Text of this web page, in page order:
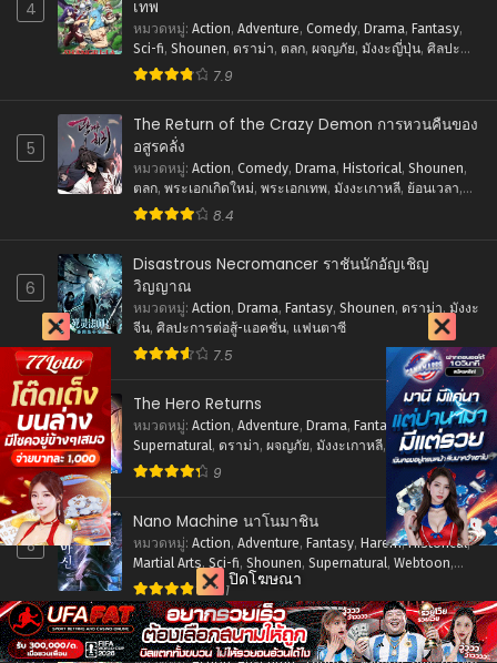
ปิดโฆษณา
4
เทพ
หมวดหมู่: Action, Adventure, Comedy, Drama, Fantasy,
Sci-fi, Shounen, ดราม่า, ตลก, ผจญภัย, มังงะญี่ปุ่น, ศิลปะ
การต่อสู้-แอคชั่น,
7.9
5
The Return of the Crazy Demon การหวนคืนของ
อสูรคลั่ง
หมวดหมู่: Action, Comedy, Drama, Historical, Shounen,
ตลก, พระเอกเกิดใหม่, พระเอกเทพ, มังงะเกาหลี, ย้อนเวลา,
ศิลปะการต่อสู้-แอคชั่น
8.4
6
Disastrous Necromancer ราชันนักอัญเชิญ
วิญญาณ
หมวดหมู่: Action, Drama, Fantasy, Shounen, ดราม่า, มังงะ
จีน, ศิลปะการต่อสู้-แอคชั่น, แฟนตาซี
7.5
7
The Hero Returns
หมวดหมู่: Action, Adventure, Drama, Fantasy,Shounen,
Supernatural, ดราม่า, ผจญภัย, มังงะเกาหลี,
ศิลปะการต่อสู้-
แอคชั่น,แฟนตาซี
9
8
Nano Machine นาโนมาชิน
หมวดหมู่: Action, Adventure, Fantasy, Harem,Historical,
Martial Arts, Sci-fi, Shounen, Supernatural, Webtoon,
ชีวิตในโรงเรียน ,พระเอกเทพ ,
ศิลปะการต่อสู้-แอคชั่น
8.1
The Lazy Prince Becomes A Genius